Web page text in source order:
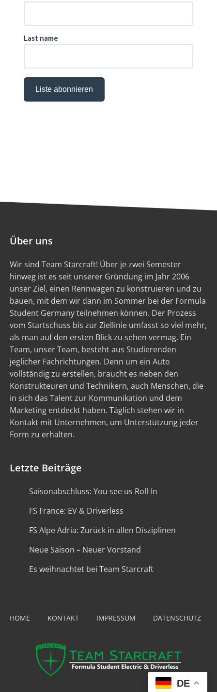
Über uns
Wir sind Team Starcraft! Über je zwei Semester
hinweg ist es seit unserer Gründung im Jahr 2006
unser Ziel, einen Rennwagen zu konstruieren und zu
bauen, mit dem wir dann im Sommer bei der Formula
Student Germany teilnehmen können. Der Prozess
vom Startschuss bis zur Ziellinie umfasst so viel mehr,
als man auf den ersten Blick zu sehen vermag. Ein
Team, unser Team, besteht aus Studierenden
jeglicher Fachrichtungen. Denn um ein Auto
vollständig zu erstellen, braucht es neben den
Konstrukteuren und Technikern, auch Menschen, die
in sich das Talent zur Kommunikation und dem
Marketing entdeckt haben. Täglich stehen wir in
Kontakt mit Unternehmen, um Unterstützung jeder
Form zu erhalten.
Letzte Beiträge
Saisonabschluss: You see us Roll-In
FS France: EV & Driverless
FS Alpe Adria: Zurück in allen Disziplinen
Neue Saison – Neuer Vorstand
Es weihnachtet bei Team Starcraft
HOME KONTAKT IMPRESSUM DATENSCHUTZ
DE